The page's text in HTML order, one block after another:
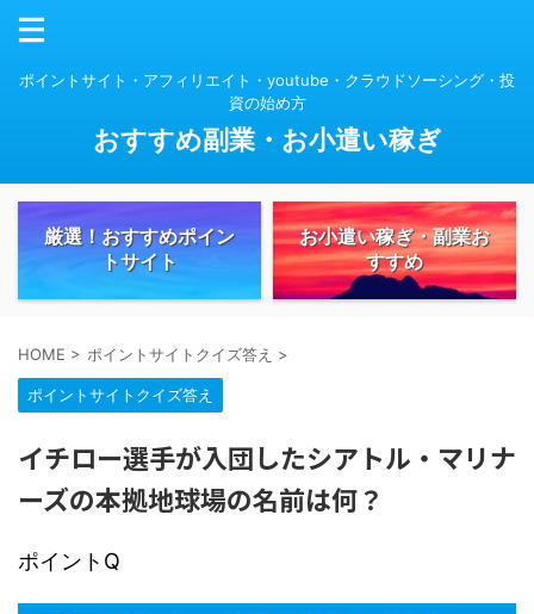
ポイントサイト・アフィリエイト・youtube・クラウドソーシング・投
資の始め方
おすすめ副業・お小遣い稼ぎ
厳選！おすすめポイン
トサイト
お小遣い稼ぎ・副業お
すすめ
HOME > ポイントサイトクイズ答え >
ポイントサイトクイズ答え
イチロー選手が入団したシアトル・マリナ
ーズの本拠地球場の名前は何？
ポイントQ